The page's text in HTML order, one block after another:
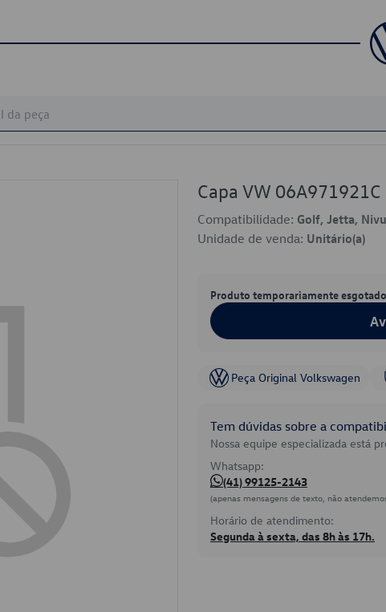
Capa VW 06A971921C
Compatibilidade: Golf, Jetta,
Unidade de venda: Unitário(a)
Produto temporariamente
Peça Original Volkswagen
Tem dúvidas sobre a
Nossa equipe especializada está
Whatsapp:
(41) 99125-2143
(apenas mensagens de texto, não
Horário de atendimento:
Segunda à sexta, das 8h às 17h.